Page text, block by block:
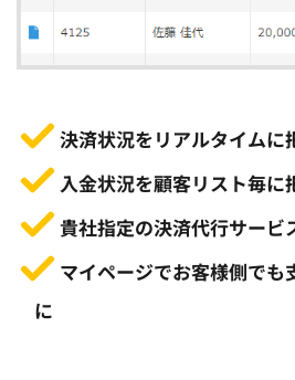
決済状況をリアルタイムに
入金状況を顧客リスト毎に
貴社指定の決済代行サービ
マイページでお客様側でも
に